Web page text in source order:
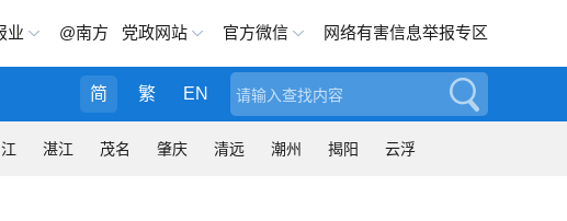
业 @南方 党政网站 官方微信 网络有害信息举报专区
搜索
简 繁 EN
湛江 茂名 肇庆 清远 潮州 揭阳 云浮